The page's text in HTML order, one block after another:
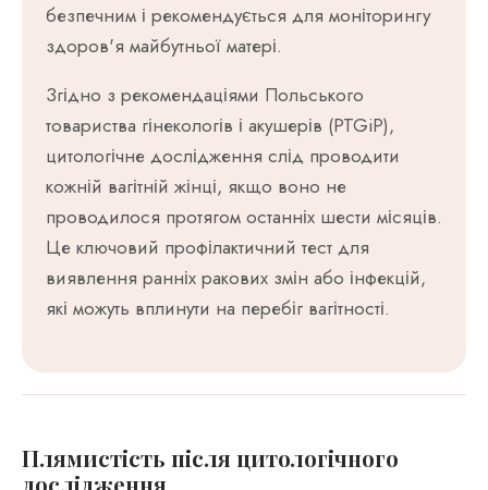
безпечним і рекомендується для моніторингу
здоров'я майбутньої матері.
Згідно з рекомендаціями Польського
товариства гінекологів і акушерів (PTGiP),
цитологічне дослідження слід проводити
кожній вагітній жінці, якщо воно не
проводилося протягом останніх шести місяців.
Це ключовий профілактичний тест для
виявлення ранніх ракових змін або інфекцій,
які можуть вплинути на перебіг вагітності.
Плямистість після цитологічного
дослідження